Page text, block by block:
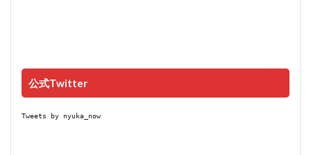
公式Twitter
Tweets by nyuka_now